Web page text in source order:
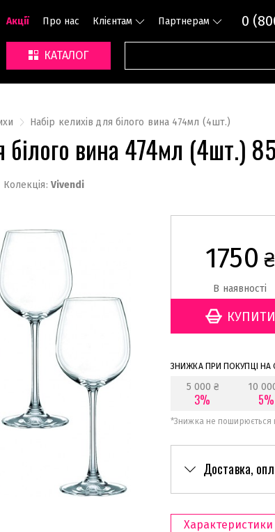
Акції Про нас Клієнтам Партнерам 0
КАТАЛОГ
Набір келихів для білого вина 474мл (4шт.)
білого вина 474мл (4шт.)
Колекція: Vivendi
1750 ₴
В наявності
ЗНИЖКА ПРИ ПОКУПЦІ НА
5 000 ₴
3%
10
5%
*Знижка не поширюється
Доставка,
Характеристики